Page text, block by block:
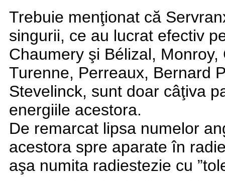
Trebuie menţionat că
singurii, ce au lucrat efectiv
Chaumery şi Bélizal,
Turenne, Perreaux, Bernard
Stevelinck, sunt doar câţiva
energiile acestora.
De remarcat lipsa numelor
acestora spre aparate în
aşa numita radiestezie cu